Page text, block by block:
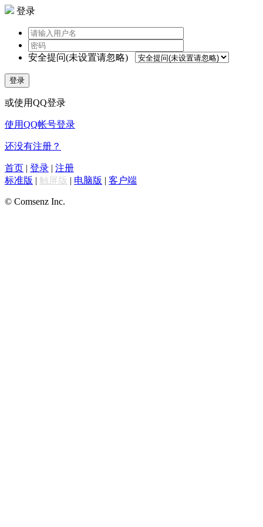
登录
安全提问(未设置请忽略)
登录
或使用QQ登录
使用QQ帐号登录
还没有注册？
首页 | 登录 | 注册
标准版 | 触屏版 | 电脑版 | 客户端
© Comsenz Inc.